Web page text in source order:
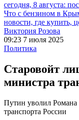
сегодня, 8 августа:
Что с бензином в
новости, где купить,
Виктория Розова
09:23 7 июля 2025
Политика
Старовойт
министра
Путин уволил Романа
транспорта России